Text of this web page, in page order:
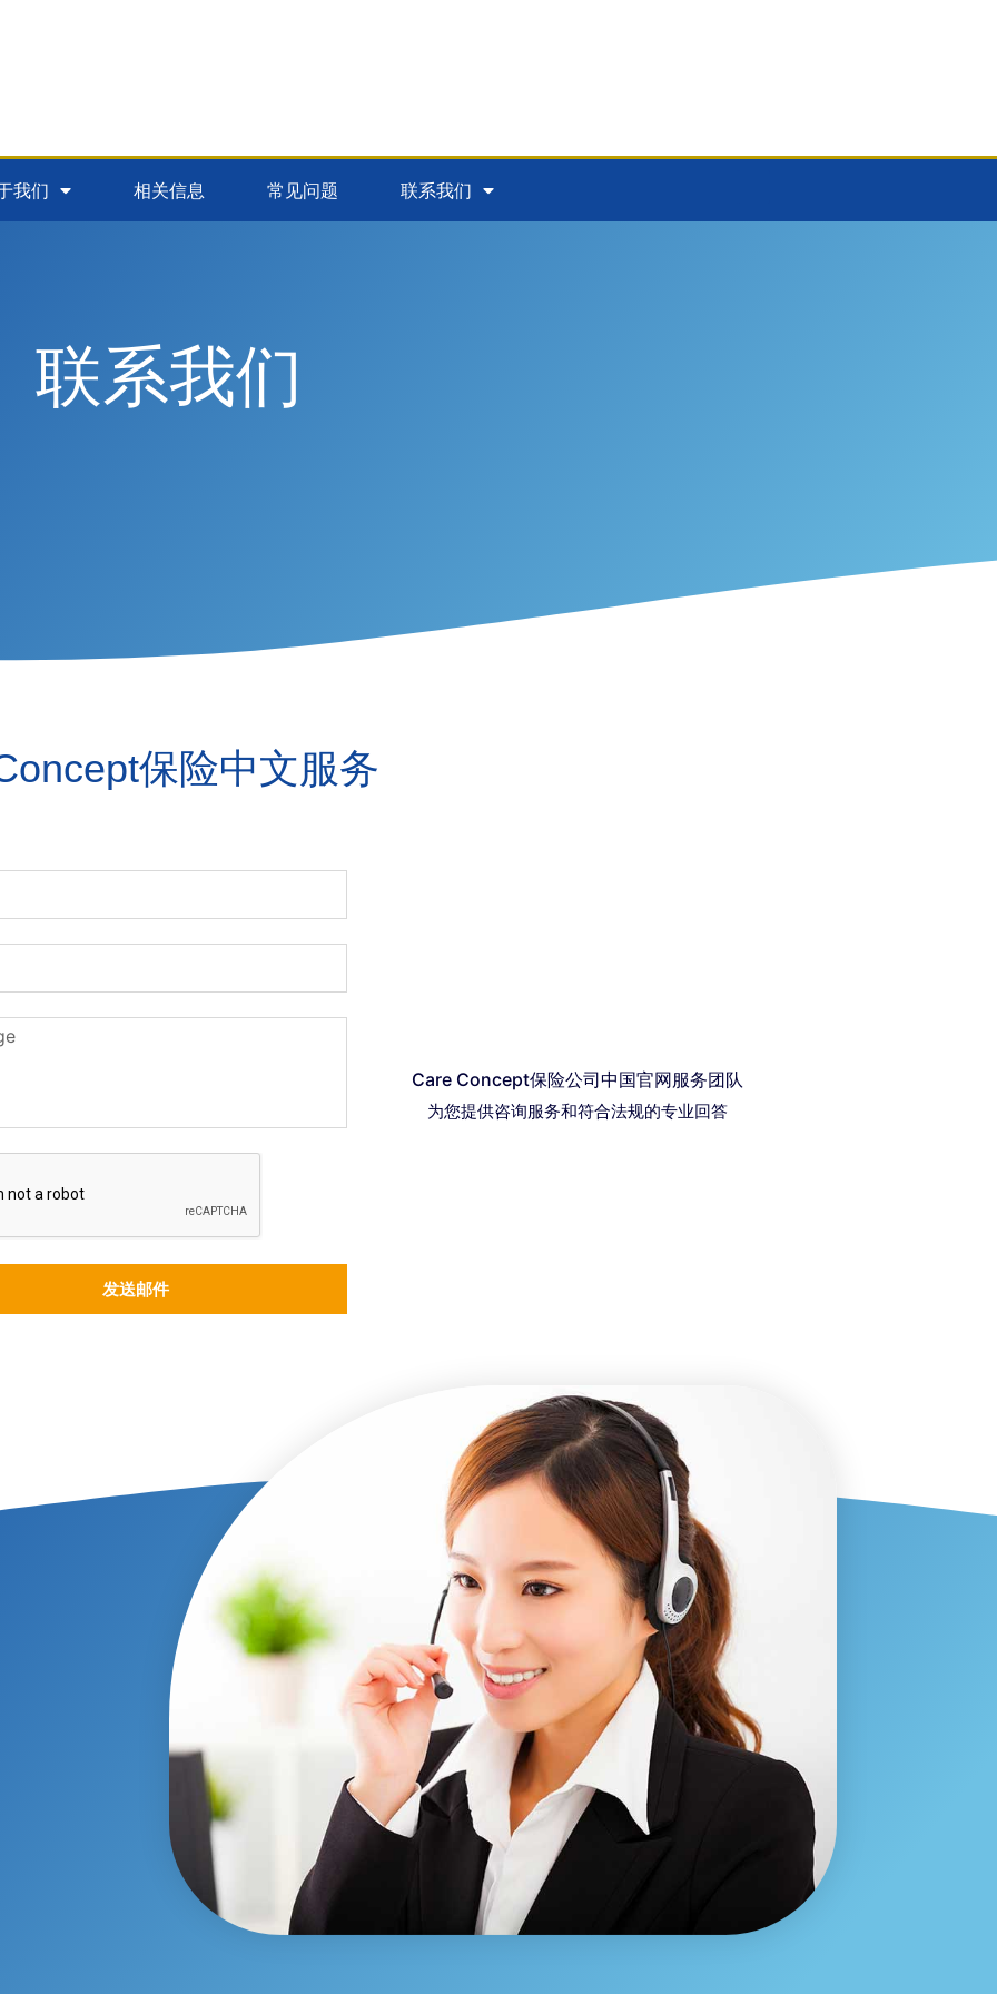
我们 相关信息 常见问题 联系我们
联系我们
保险中文服务
发送邮件
Care Concept保险公司中国官网服务团队
为您提供咨询服务和符合法规的专业回答